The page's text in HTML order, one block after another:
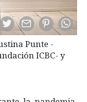
Punte -
ICBC- y